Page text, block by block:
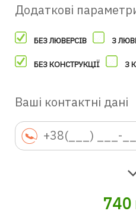
Додаткові
БЕЗ ЛЮВЕРСІВ З
БЕЗ КОНСТРУКЦІЇ З
Ваші контактні дані
740